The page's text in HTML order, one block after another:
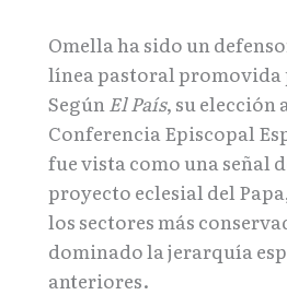
Omella ha sido un
línea pastoral promovida
Según El País, su elección
Conferencia Episcopal
fue vista como una señal
proyecto eclesial del
los sectores más
dominado la jerarquía
anteriores.